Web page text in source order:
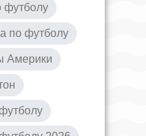
футболу
по футболу
Америки